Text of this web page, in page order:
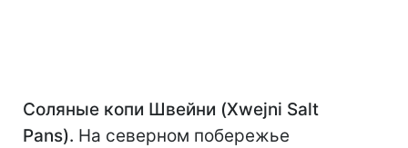
Соляные копи Швейни (Xwejni Salt
Pans). На северном побережье